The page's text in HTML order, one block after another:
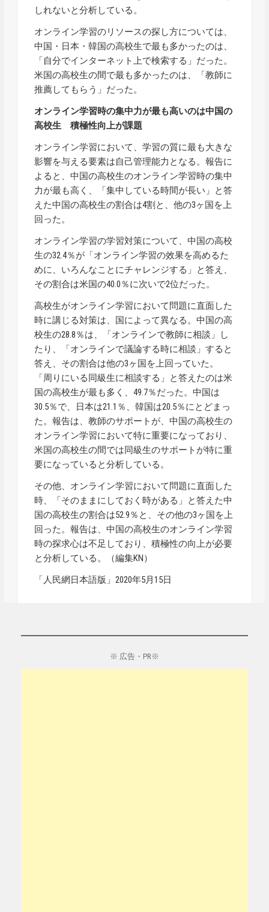
しれないと分析している。
オンライン学習のリソースの探し方については、
中国・日本・韓国の高校生で最も多かったのは、
「自分でインターネット上で検索する」だった。
米国の高校生の間で最も多かったのは、「教師に
推薦してもらう」だった。
オンライン学習時の集中力が最も高いのは中国の
高校生 積極性向上が課題
オンライン学習において、学習の質に最も大きな
影響を与える要素は自己管理能力となる。報告に
よると、中国の高校生のオンライン学習時の集中
力が最も高く、「集中している時間が長い」と答
えた中国の高校生の割合は4割と、他の3ヶ国を上
回った。
オンライン学習の学習対策について、中国の高校
生の32.4％が「オンライン学習の效果を高めるた
めに、いろんなことにチャレンジする」と答え、
その割合は米国の40.0％に次いで2位だった。
高校生がオンライン学習において問題に直面した
時に講じる対策は、国によって異なる。中国の高
校生の28.8％は、「オンラインで教師に相談」し
たり、「オンラインで議論する時に相談」すると
答え、その割合は他の3ヶ国を上回っていた。
「周りにいる同級生に相談する」と答えたのは米
国の高校生が最も多く、49.7％だった。中国は
30.5％で、日本は21.1％、韓国は20.5％にとどまっ
た。報告は、教師のサポートが、中国の高校生の
オンライン学習において特に重要になっており、
米国の高校生の間では同級生のサポートが特に重
要になっていると分析している。
その他、オンライン学習において問題に直面した
時、「そのままにしておく時がある」と答えた中
国の高校生の割合は52.9％と、その他の3ヶ国を上
回った。報告は、中国の高校生のオンライン学習
時の探求心は不足しており、積極性の向上が必要
と分析している。（編集KN）
「人民網日本語版」2020年5月15日
※ 広告・PR※